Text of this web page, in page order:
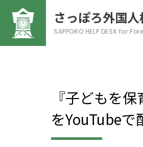
さっぽろ外国
SAPPORO HELP DESK for
『子どもを
をYouTubeで